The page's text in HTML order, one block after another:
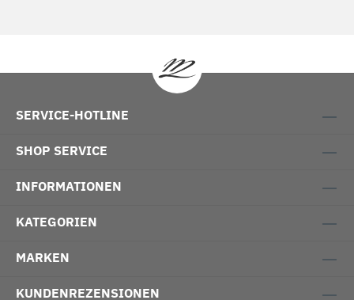
SERVICE-HOTLINE
SHOP SERVICE
INFORMATIONEN
KATEGORIEN
MARKEN
KUNDENREZENSIONEN